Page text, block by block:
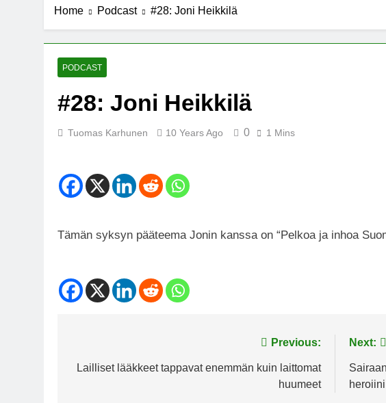
Michael J. Fox -säätiö
Meksiko äänestää
Home Podcast #28: Joni Heikkilä
PODCAST
#28: Joni Heikkilä
Tuomas Karhunen 10 Years Ago 0 1 Mins
Tämän syksyn pääteema Jonin kanssa on “Pelkoa ja inhoa
navigation
Previous:
Lailliset lääkkeet tappavat enemmän kuin laittomat
huumeet
Next:
heroiini